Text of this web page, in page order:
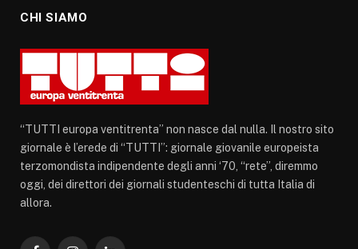
CHI SIAMO
“TUTTI europa ventitrenta” non nasce dal nulla. Il nostro sito
giornale è l’erede di “TUTTI”: giornale giovanile europeista
terzomondista indipendente degli anni ‘70, “rete”, diremmo
oggi, dei direttori dei giornali studenteschi di tutta Italia di
allora.